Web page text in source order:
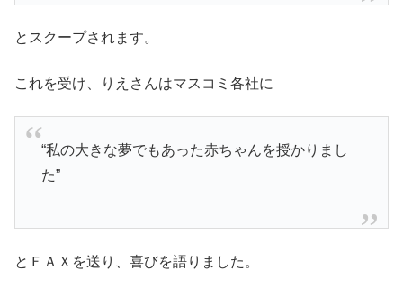
とスクープされます。
これを受け、りえさんはマスコミ各社に
“私の大きな夢でもあった赤ちゃんを授かりまし
た”
とＦＡＸを送り、喜びを語りました。